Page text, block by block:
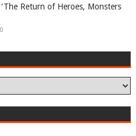
Return of Heroes, Monsters
0